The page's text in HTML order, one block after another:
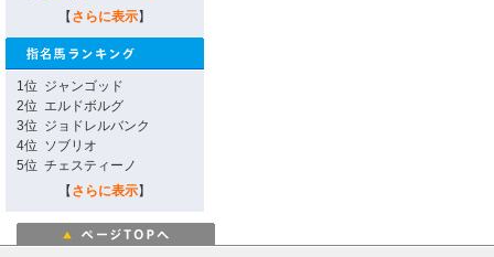
【 さらに表示】
1位 ジャンゴッド
2位 エルドボルグ
3位 ジョドレルバンク
4位 ソブリオ
5位 チェスティーノ
【 さらに表示】